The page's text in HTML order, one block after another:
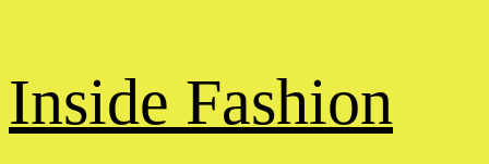
содержимому
Inside Fashion